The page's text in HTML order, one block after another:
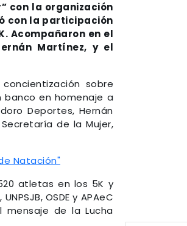
con la organización
con la participación
Acompañaron en el
Martínez, y el
sobre
banco en homenaje a
Deportes, Hernán
de la Mujer,
Natación"
atletas en los 5K y
OSDE y APAeC
mensaje de la Lucha